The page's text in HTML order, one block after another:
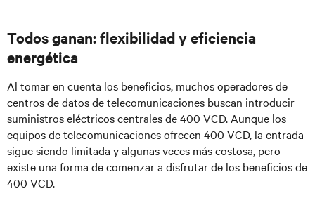
Todos ganan: flexibilidad y eficiencia
energética
Al tomar en cuenta los beneficios, muchos operadores de
centros de datos de telecomunicaciones buscan introducir
suministros eléctricos centrales de 400 VCD. Aunque los
equipos de telecomunicaciones ofrecen 400 VCD, la entrada
sigue siendo limitada y algunas veces más costosa, pero
existe una forma de comenzar a disfrutar de los beneficios de
400 VCD.